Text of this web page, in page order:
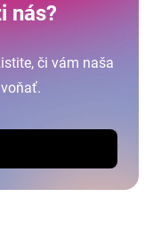
nás?
či vám naša